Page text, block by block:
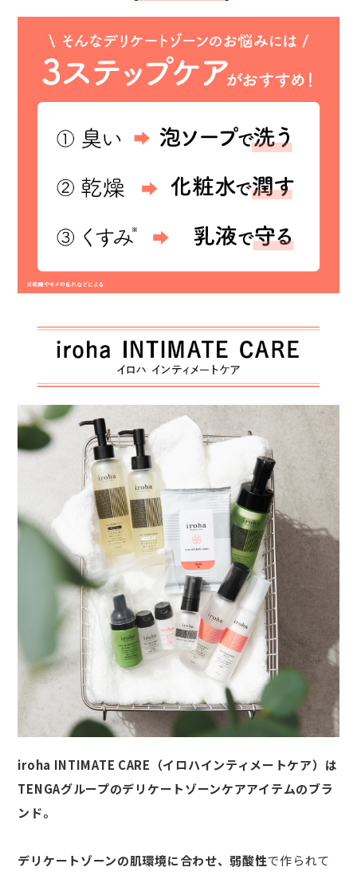
iroha INTIMATE CARE（イロハインティメートケア）は
TENGAグループのデリケートゾーンケアアイテムのブラ
ンド。
デリケートゾーンの肌環境に合わせ、弱酸性で作られて